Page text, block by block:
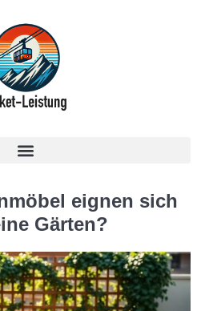
eignen sich
Gärten?